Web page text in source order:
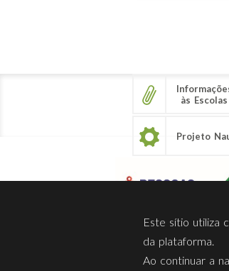
às Escolas
Projeto
Sobre Nós
Este sítio utiliza
da plataforma.
Ao continuar a